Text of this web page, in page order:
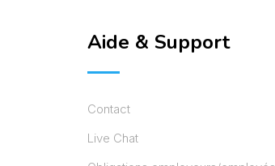
Aide & Support
Contact
Live Chat